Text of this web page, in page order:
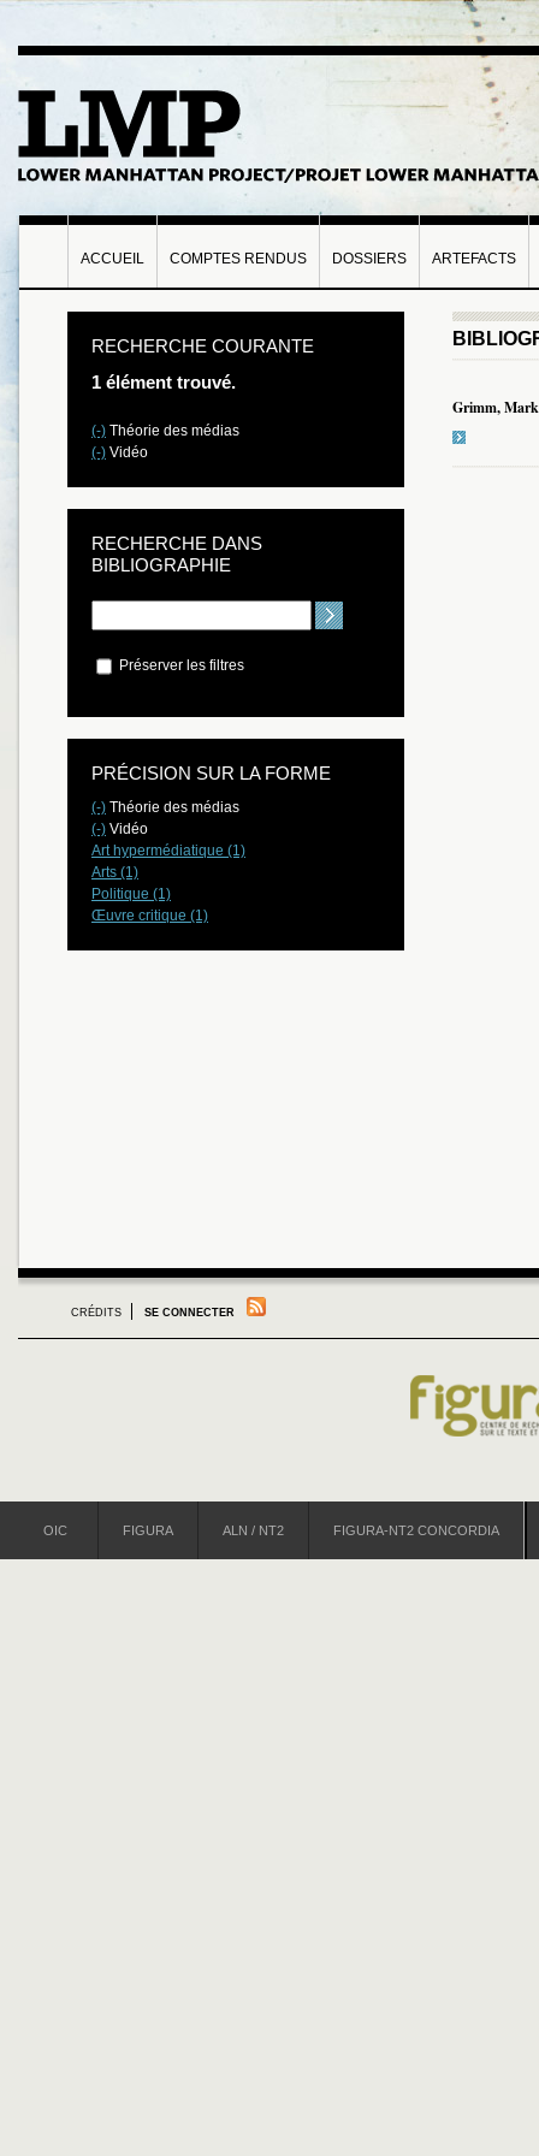
ACCUEIL COMPTES RENDUS DOSSIERS ARTEFACTS
Grimm,
RECHERCHE COURANTE
1 élément trouvé.
(-) Théorie des médias
(-) Vidéo
RECHERCHE DANS
BIBLIOGRAPHIE
Préserver les filtres
PRÉCISION SUR LA FORME
(-) Théorie des médias
(-) Vidéo
Art hypermédiatique (1)
Arts (1)
Politique (1)
Œuvre critique (1)
CRÉDITS SE CONNECTER
OIC FIGURA ALN / NT2 FIGURA-NT2 CONCORDIA